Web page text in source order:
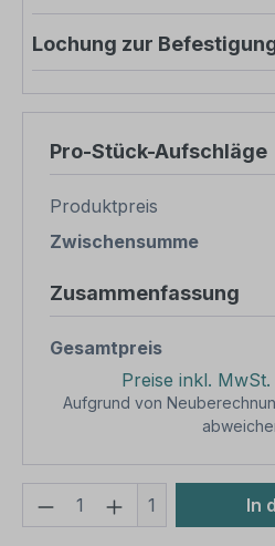
Lochung zur
Pro-Stück-Aufschläge
Produktpreis
Zwischensumme
Zusammenfassung
Gesamtpreis
Preise inkl.
Aufgrund von
Produkt Anzahl:
1 In